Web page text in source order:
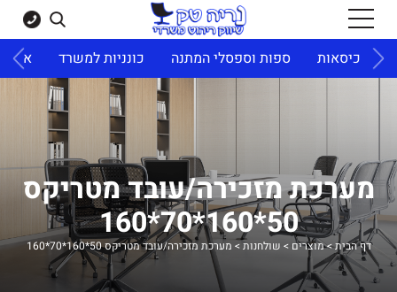
כיסאות ספות וספסלי המתנה כונניות למשרד
מערכת מזכירה/עובד מטריקס
50*160*70*160
דף הבית>מוצרים > שולחנות> מערכת מזכירה/עובד מטריקס 50*160*70*160